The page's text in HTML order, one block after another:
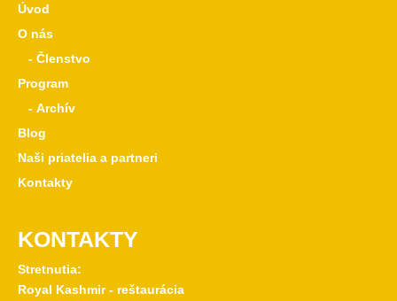
Úvod
O nás
- Členstvo
Program
- Archív
Blog
Naši priatelia a partneri
Kontakty
KONTAKTY
Stretnutia:
Royal Kashmir - reštaurácia